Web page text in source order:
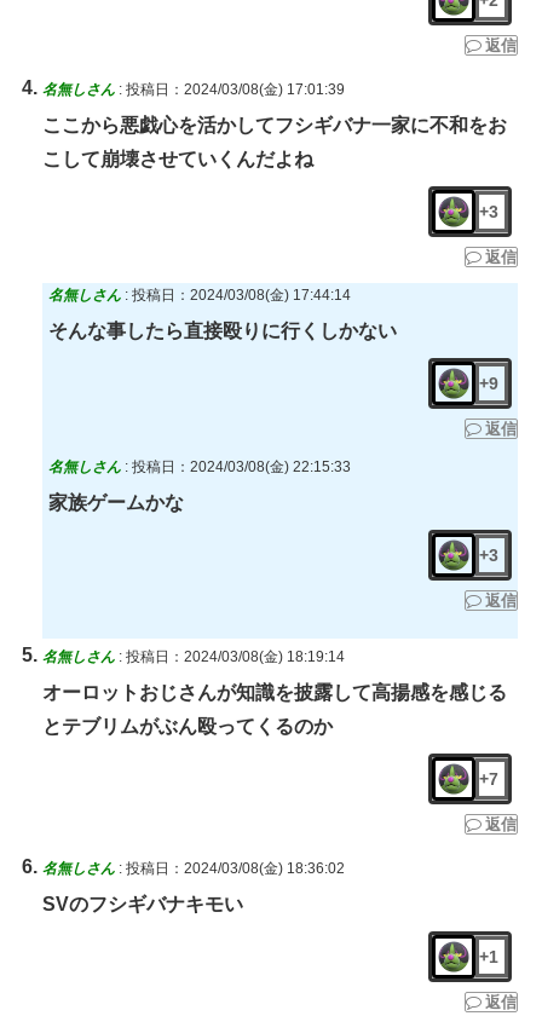
返信
名無しさん : 投稿日：2024/03/08(金) 17:01:39
ここから悪戯心を活かしてフシギバナ一家に不和をお
こして崩壊させていくんだよね
+3
返信
名無しさん : 投稿日：2024/03/08(金) 17:44:14
そんな事したら直接殴りに行くしかない
+9
返信
名無しさん : 投稿日：2024/03/08(金) 22:15:33
家族ゲームかな
+3
返信
名無しさん : 投稿日：2024/03/08(金) 18:19:14
オーロットおじさんが知識を披露して高揚感を感じる
とテブリムがぶん殴ってくるのか
+7
返信
名無しさん : 投稿日：2024/03/08(金) 18:36:02
SVのフシギバナキモい
+1
返信